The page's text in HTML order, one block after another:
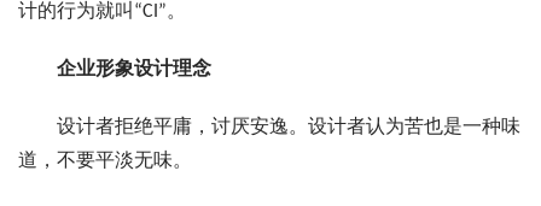
计的行为就叫“CI”。
企业形象设计理念
设计者拒绝平庸，讨厌安逸。设计者认为苦也是一种味
道，不要平淡无味。